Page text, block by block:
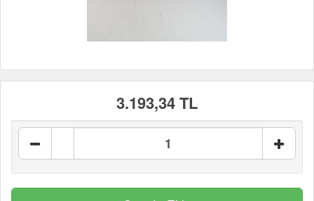
3.193,34 TL